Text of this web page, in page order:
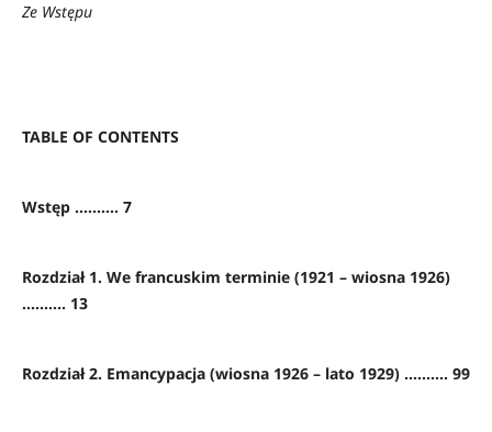
Ze Wstępu
TABLE OF CONTENTS
Wstęp .......... 7
Rozdział 1. We francuskim terminie (1921 – wiosna 1926)
.......... 13
Rozdział 2. Emancypacja (wiosna 1926 – lato 1929) .......... 99